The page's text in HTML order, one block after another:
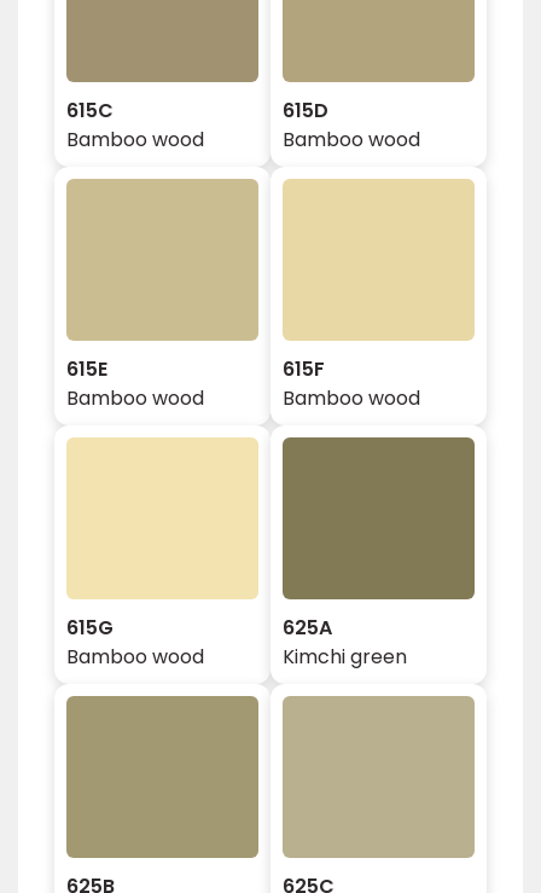
615C
Bamboo wood
615D
Bamboo wood
615E
Bamboo wood
615F
Bamboo wood
615G
Bamboo wood
625A
Kimchi green
625B 625C